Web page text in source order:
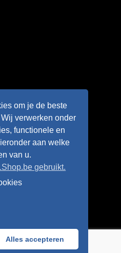
Visa IDeal
om je de beste
verwerken onder
functionele en
aan welke
van u.
gebruikt.
Alles accepteren